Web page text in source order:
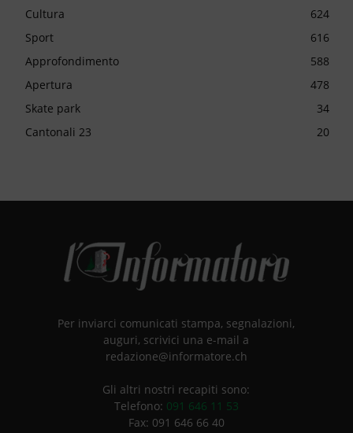
Cultura
624
Sport
616
Approfondimento
588
Apertura
478
Skate park
34
Cantonali 23
20
Per inviarci comunicati stampa, segnalazioni,
auguri, scrivici una e-mail a
redazione@informatore.ch
Gli altri nostri recapiti sono:
Telefono: 091 646 11 53
Fax: 091 646 66 40